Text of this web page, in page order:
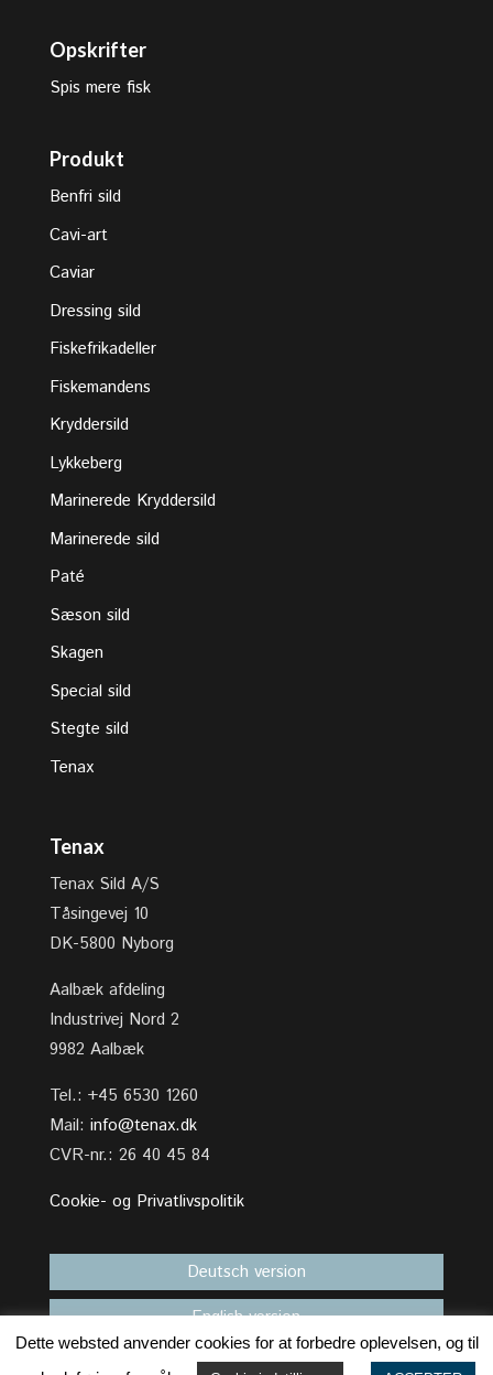
Opskrifter
Spis mere fisk
Produkt
Benfri sild
Cavi-art
Caviar
Dressing sild
Fiskefrikadeller
Fiskemandens
Kryddersild
Lykkeberg
Marinerede Kryddersild
Marinerede sild
Paté
Sæson sild
Skagen
Special sild
Stegte sild
Tenax
Tenax
Tenax Sild A/S
Tåsingevej 10
DK-5800 Nyborg
Aalbæk afdeling
Industrivej Nord 2
9982 Aalbæk
Tel.: +45 6530 1260
Mail: info@tenax.dk
CVR-nr.: 26 40 45 84
Cookie- og Privatlivspolitik
Deutsch version
English version
Dette websted anvender cookies for at forbedre oplevelsen, og til